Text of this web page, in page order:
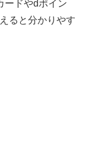
ードやdポイン
ると分かりやす